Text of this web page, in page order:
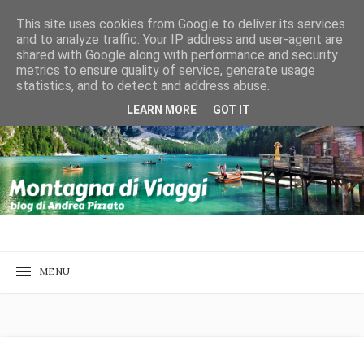
This site uses cookies from Google to deliver its services
and to analyze traffic. Your IP address and user-agent are
shared with Google along with performance and security
metrics to ensure quality of service, generate usage
statistics, and to detect and address abuse.
LEARN MORE GOT IT